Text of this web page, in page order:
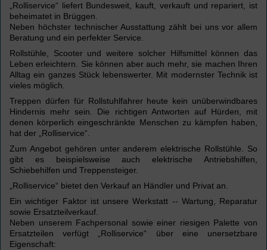
„Rolliservice“ liefert Bundesweit, kauft, verkauft und repariert, ist
beheimatet in Brüggen.
Neben höchster technischer Ausstattung zählt bei uns vor allem
Beratung und ein perfekter Service.
Rollstühle, Scooter und weitere solcher Hilfsmittel können das
Leben erleichtern. Sie können aber auch mehr, sie machen Ihren
Alltag ein ganzes Stück lebenswerter. Mit modernster Technik ist
vieles möglich.
Treppen dürfen für Rollstuhlfahrer heute kein unüberwindbares
Hindernis mehr sein. Die richtigen Antworten auf Hürden, mit
denen körperlich eingeschränkte Menschen zu kämpfen haben,
hat der „Rolliservice“.
Zum Angebot gehören unter anderem elektrische Rollstühle. So
gibt es beispielsweise auch elektrische Antriebshilfen,
Schiebehilfen und Treppensteiger.
„Rolliservice“ bietet den Verkauf an Händler und Privat an.
Ein wichtiger Faktor ist unsere Werkstatt -- Wartung, Reparatur
sowie Ersatzteilverkauf.
Neben unserem Fachpersonal sowie einer riesigen Palette von
Ersatzteilen verfügt „Rolliservice“ über eine unersetzbare
Eigenschaft: